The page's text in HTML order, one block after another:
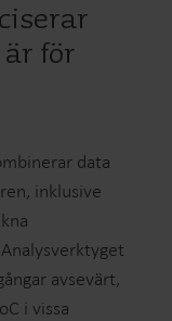
för
data
inklusive
avsevärt,
i vissa